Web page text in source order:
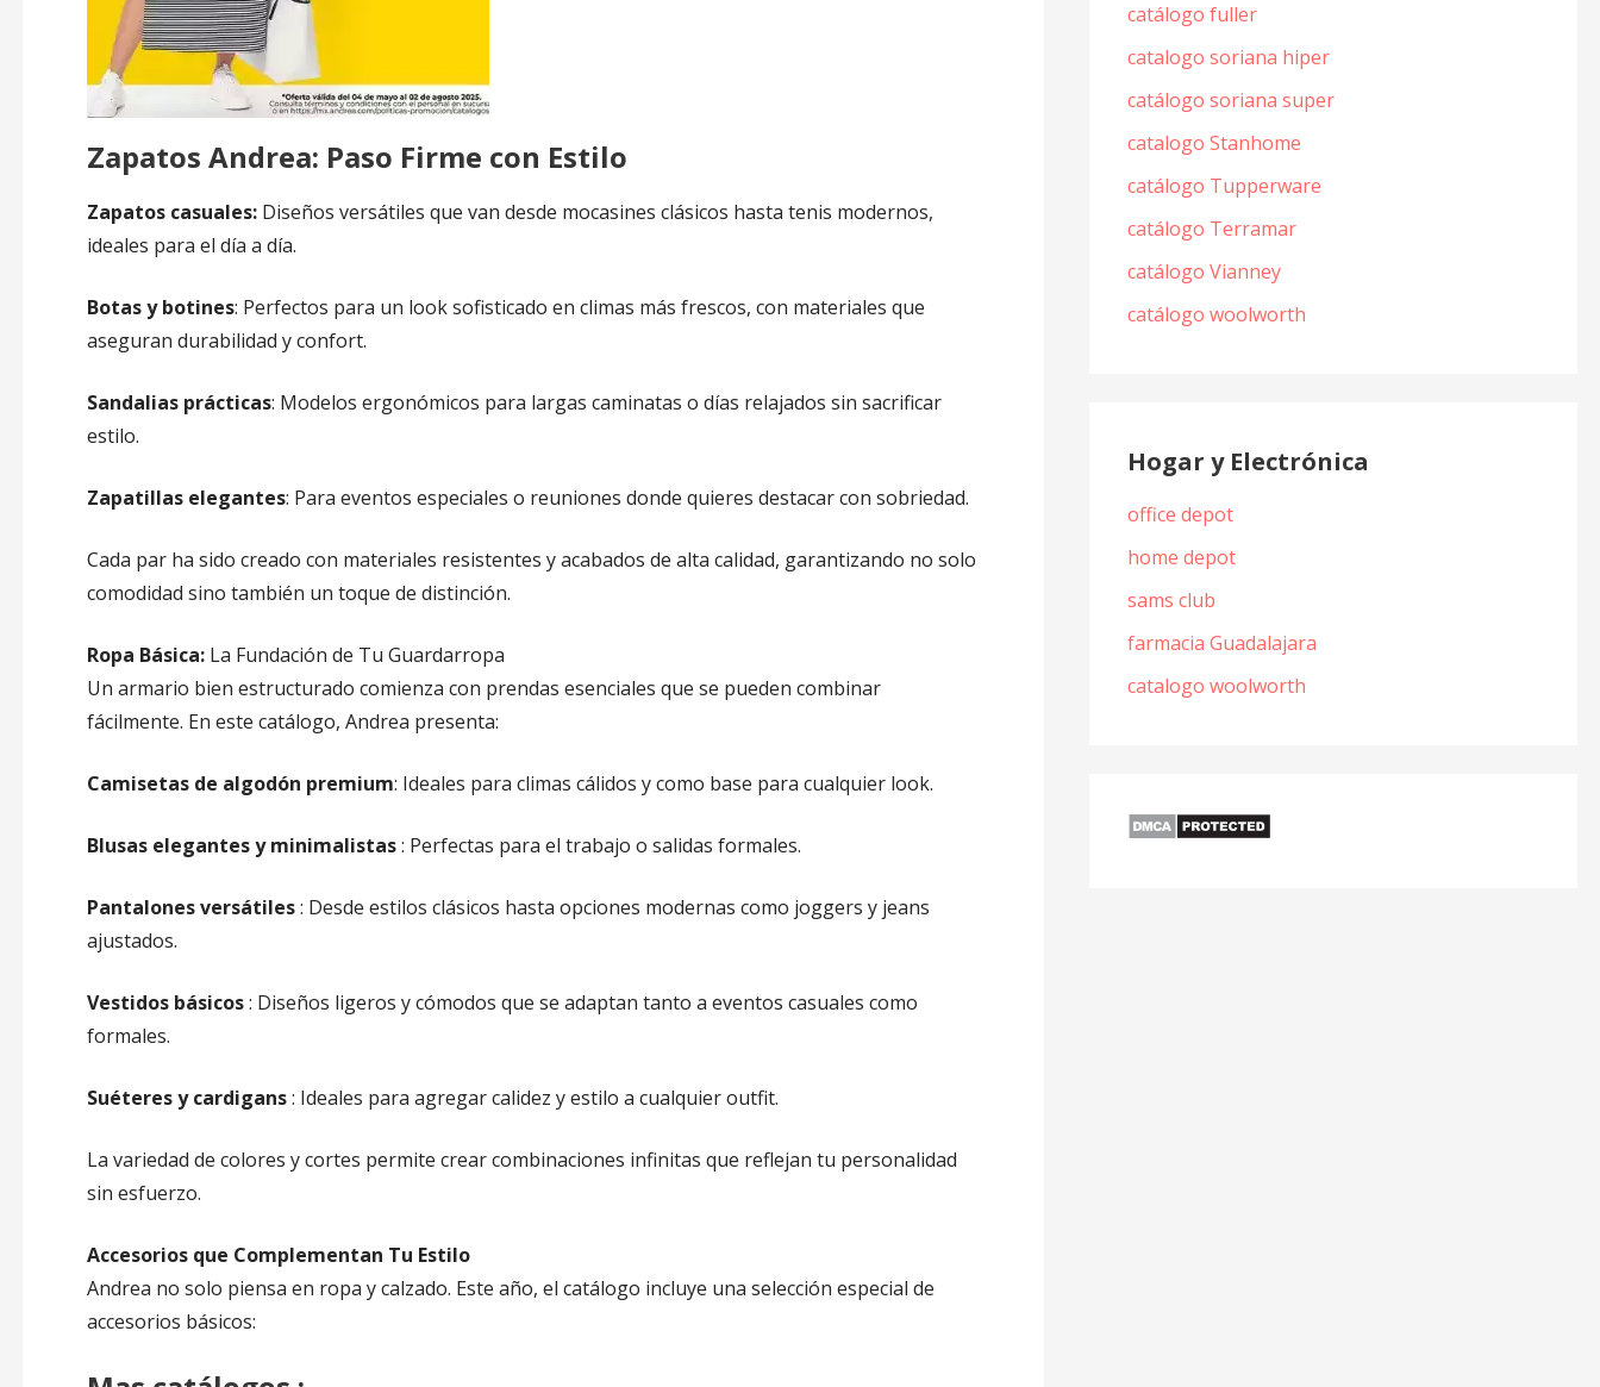
Zapatos Andrea: Paso Firme con Estilo
Zapatos casuales:Diseños versátiles que van desde mocasines clásicos hasta tenis modernos,
ideales para el día a día.
Botas y botines: Perfectos para un look sofisticado en climas más frescos, con materiales que
aseguran durabilidad y confort.
Sandalias prácticas: Modelos ergonómicos para largas caminatas o días relajados sin sacrificar
estilo.
Zapatillas elegantes: Para eventos especiales o reuniones donde quieres destacar con sobriedad.
Cada par ha sido creado con materiales resistentes y acabados de alta calidad, garantizando no solo
comodidad sino también un toque de distinción.
Ropa Básica:La Fundación de Tu Guardarropa
Un armario bien estructurado comienza con prendas esenciales que se pueden combinar
fácilmente. En este catálogo, Andrea presenta:
Camisetas de algodón premium: Ideales para climas cálidos y como base para cualquier look.
Blusas elegantes y minimalistas: Perfectas para el trabajo o salidas formales.
Pantalones versátiles: Desde estilos clásicos hasta opciones modernas como joggers y jeans
ajustados.
Vestidos básicos: Diseños ligeros y cómodos que se adaptan tanto a eventos casuales como
formales.
Suéteres y cardigans: Ideales para agregar calidez y estilo a cualquier outfit.
La variedad de colores y cortes permite crear combinaciones infinitas que reflejan tu personalidad
sin esfuerzo.
Accesorios que Complementan Tu Estilo
Andrea no solo piensa en ropa y calzado. Este año, el catálogo incluye una selección especial de
accesorios básicos:
catálogo fuller
catalogo soriana hiper
catálogo soriana super
catalogo Stanhome
catálogo Tupperware
catálogo Terramar
catálogo Vianney
catálogo woolworth
Hogar y Electrónica
office depot
home depot
sams club
farmacia Guadalajara
catalogo woolworth